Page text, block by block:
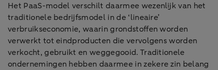
Het PaaS-model verschilt daarmee wezenlijk van het
traditionele bedrijfsmodel in de ‘lineaire’
verbruikseconomie, waarin grondstoffen worden
verwerkt tot eindproducten die vervolgens worden
verkocht, gebruikt en weggegooid. Traditionele
ondernemingen hebben daarmee in zekere zin belang